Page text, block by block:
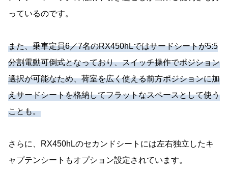
っているのです。
また、乗車定員6／7名のRX450hLではサードシートが5:5
分割電動可倒式となっており、スイッチ操作でポジション
選択が可能なため、荷室を広く使える前方ポジションに加
えサードシートを格納してフラットなスペースとして使う
ことも。
さらに、RX450hLのセカンドシートには左右独立したキ
ャプテンシートもオプション設定されています。